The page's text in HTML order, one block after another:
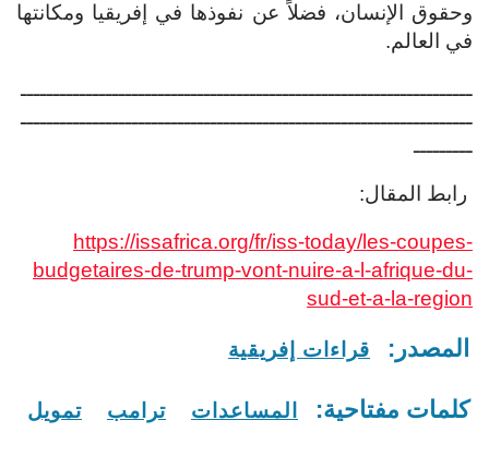
وحقوق الإنسان، فضلاً عن نفوذها في إفريقيا ومكانتها
في العالم.
ـــــــــــــــــــــــــــــــــــــــــــــــــــــــــــــــــــــ
ـــــــــــــــــــــــــــــــــــــــــــــــــــــــــــــــــــــ
ـــــــــ
رابط المقال:
https://issafrica.org/fr/iss-today/les-coupes-
budgetaires-de-trump-vont-nuire-a-l-afrique-du-
sud-et-a-la-region
المصدر: قراءات إفريقية
كلمات مفتاحية: المساعدات ترامب تمويل